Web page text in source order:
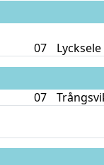
07 Lycksele
07